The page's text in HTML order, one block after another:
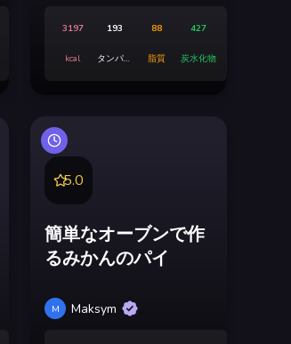
3197
kcal
193
タンパク
88
脂質
427
炭水化物
5.0
簡単なオーブンで作
るみかんのパイ
M Maksym